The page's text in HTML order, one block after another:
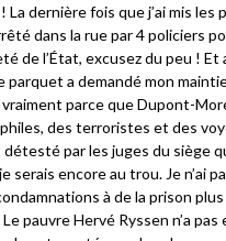
dernière fois que j’ai mis les
dans la rue par 4 policiers
de l’État, excusez du peu ! Et
parquet a demandé mon
parce que Dupont-
des terroristes et des
par les juges du siège
serais encore au trou. Je n’ai
à de la prison
pauvre Hervé Ryssen n’a pas